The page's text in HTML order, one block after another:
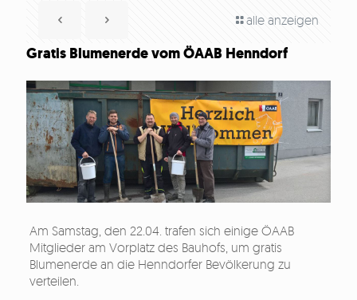
alle anzeigen
Gratis Blumenerde vom ÖAAB Henndorf
Am Samstag, den 22.04. trafen sich einige ÖAAB
Mitglieder am Vorplatz des Bauhofs, um gratis
Blumenerde an die Henndorfer Bevölkerung zu
verteilen.